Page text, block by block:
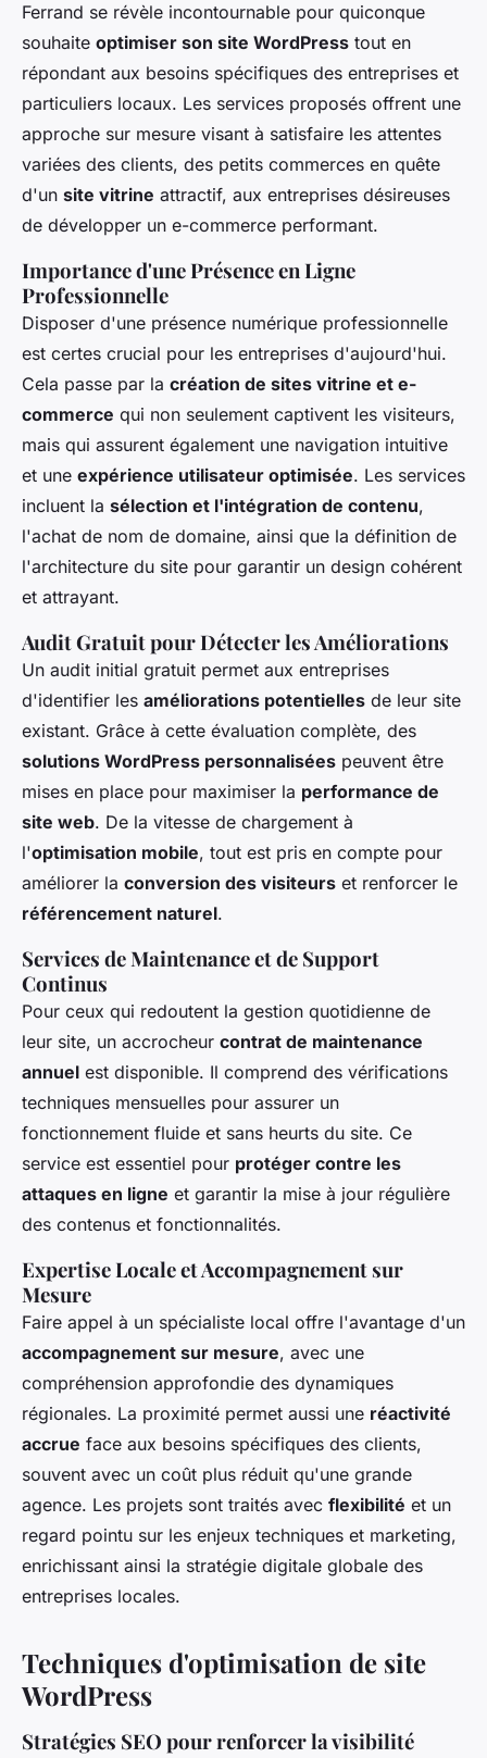
Ferrand se révèle incontournable pour quiconque
souhaite optimiser son site WordPress tout en
répondant aux besoins spécifiques des entreprises et
particuliers locaux. Les services proposés offrent une
approche sur mesure visant à satisfaire les attentes
variées des clients, des petits commerces en quête
d'un site vitrine attractif, aux entreprises désireuses
de développer un e-commerce performant.
Importance d'une Présence en Ligne
Professionnelle
Disposer d'une présence numérique professionnelle
est certes crucial pour les entreprises d'aujourd'hui.
Cela passe par la création de sites vitrine et e-
commerce qui non seulement captivent les visiteurs,
mais qui assurent également une navigation intuitive
et une expérience utilisateur optimisée. Les services
incluent la sélection et l'intégration de contenu,
l'achat de nom de domaine, ainsi que la définition de
l'architecture du site pour garantir un design cohérent
et attrayant.
Audit Gratuit pour Détecter les Améliorations
Un audit initial gratuit permet aux entreprises
d'identifier les améliorations potentielles de leur site
existant. Grâce à cette évaluation complète, des
solutions WordPress personnalisées peuvent être
mises en place pour maximiser la performance de
site web. De la vitesse de chargement à
l'optimisation mobile, tout est pris en compte pour
améliorer la conversion des visiteurs et renforcer le
référencement naturel.
Services de Maintenance et de Support
Continus
Pour ceux qui redoutent la gestion quotidienne de
leur site, un accrocheur contrat de maintenance
annuel est disponible. Il comprend des vérifications
techniques mensuelles pour assurer un
fonctionnement fluide et sans heurts du site. Ce
service est essentiel pour protéger contre les
attaques en ligne et garantir la mise à jour régulière
des contenus et fonctionnalités.
Expertise Locale et Accompagnement sur
Mesure
Faire appel à un spécialiste local offre l'avantage d'un
accompagnement sur mesure, avec une
compréhension approfondie des dynamiques
régionales. La proximité permet aussi une réactivité
accrue face aux besoins spécifiques des clients,
souvent avec un coût plus réduit qu'une grande
agence. Les projets sont traités avec flexibilité et un
regard pointu sur les enjeux techniques et marketing,
enrichissant ainsi la stratégie digitale globale des
entreprises locales.
Techniques d'optimisation de site
WordPress
Stratégies SEO pour renforcer la visibilité